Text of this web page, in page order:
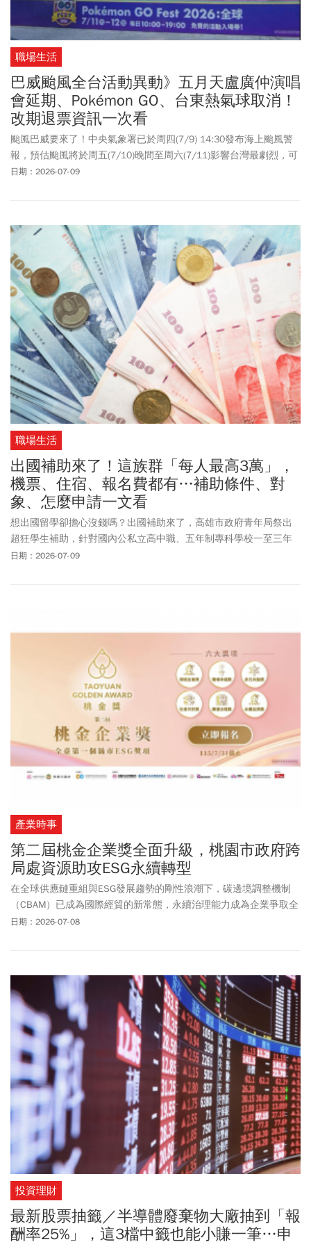
職場生活
巴威颱風全台活動異動》五月天盧廣仲演唱
會延期、Pokémon GO、台東熱氣球取消！
改期退票資訊一次看
颱風巴威要來了！中央氣象署已於周四(7/9) 14:30發布海上颱風警
報，預估颱風將於周五(7/10)晚間至周六(7/11)影響台灣最劇烈，可
能會帶來強風及致災性的大雨。由於颱風暴風侵襲範圍大，屆時可
日期：2026-07-09
職場生活
出國補助來了！這族群「每人最高3萬」，
機票、住宿、報名費都有…補助條件、對
象、怎麼申請一文看
想出國留學卻擔心沒錢嗎？出國補助來了，高雄市政府青年局祭出
超狂學生補助，針對國內公私立高中職、五年制專科學校一至三年
級本國學生，推出「促進青年國際研修與培訓補助計畫」，凡符合
日期：2026-07-09
產業時事
第二屆桃金企業獎全面升級，桃園市政府跨
局處資源助攻ESG永續轉型
在全球供應鏈重組與ESG發展趨勢的剛性浪潮下，碳邊境調整機制
（CBAM）已成為國際經貿的新常態，永續治理能力成為企業爭取全
球訂單的關鍵通行證。桃園作為臺灣產業發展的重要引擎，高密度
日期：2026-07-08
投資理財
最新股票抽籤／半導體廢棄物大廠抽到「報
酬率25%」，這3檔中籤也能小賺一筆…申